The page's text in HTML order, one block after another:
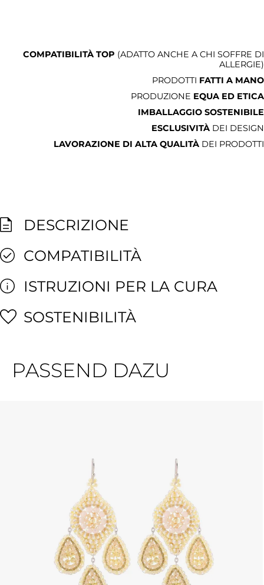
COMPATIBILITÀ TOP (ADATTO ANCHE A CHI SOFFRE DI
ALLERGIE)
PRODOTTI FATTI A MANO
PRODUZIONE EQUA ED ETICA
IMBALLAGGIO SOSTENIBILE
ESCLUSIVITÀ DEI DESIGN
LAVORAZIONE DI ALTA QUALITÀ DEI PRODOTTI
DESCRIZIONE
COMPATIBILITÀ
ISTRUZIONI PER LA CURA
SOSTENIBILITÀ
PASSEND DAZU